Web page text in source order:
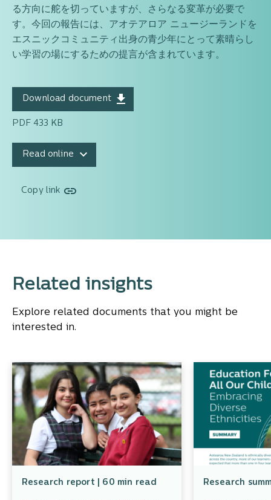
る方向に舵を切っていますが、さらなる変革が必要で
す。今回の報告には、アオテアロア ニュージーランドを
エスニックコミュニティ出身の青少年にとって素晴らし
い学習の場にするための提言が含まれています。
Download document
PDF 433 KB
Read online
Copy link
Related insights
Explore related documents that you might be
interested in.
Research report | 60 min read Research